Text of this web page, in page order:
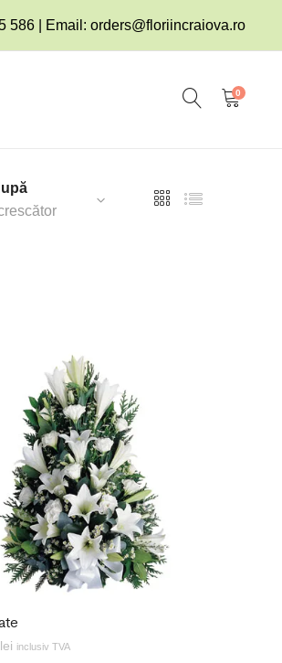
586 | Email: orders@floriincraiova.ro
0
lei inclusiv TVA